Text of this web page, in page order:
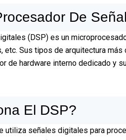
De
(DSP) es un
etc. Sus tipos de arquitectura
de hardware interno dedicado y
El DSP?
utiliza señales digitales para